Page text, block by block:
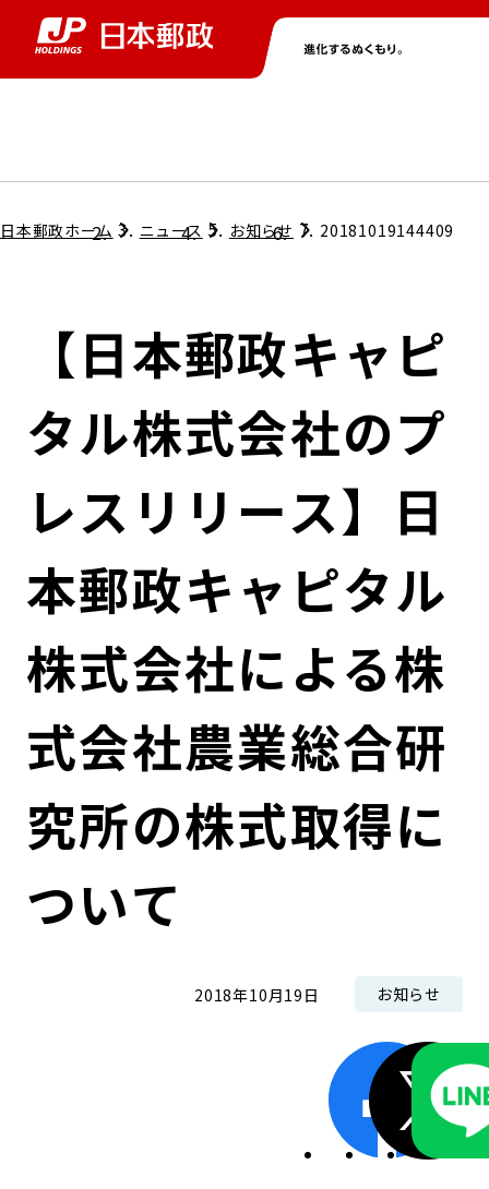
グループ情報トップ
コンプライアンス
ガバナンス
コンダクト向上の取組み
ローカル共創イニシアティブ
株主・投資家情報トップ
個人投資家のみなさまへ
株式情報
財務情報・IR資料
IRニュース
IRカレンダー
ニューストップ
サステナビリティトップ
担当役員メッセージ
サステナビリティマネジメント
持続可能な金融のフレームワーク
環境
ESGデータ集
採用情報トップ
日本郵政ホーム ニュース お知らせ 20181019144409
【日本郵政キャピ
タル株式会社のプ
レスリリース】日
本郵政キャピタル
株式会社による株
式会社農業総合研
究所の株式取得に
ついて
2018年10月19日 お知らせ